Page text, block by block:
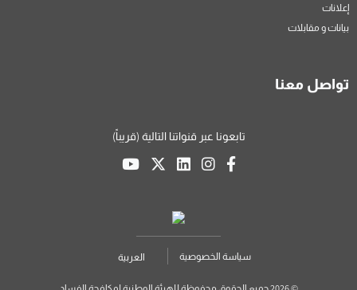
إعلانات
بيانات و مقابلات
تواصل معنا
تابعونا عبر قنواتنا التالية (قريباً)
سياسة الخصوصية العربية